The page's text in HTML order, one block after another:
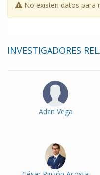
No existen datos para
INVESTIGADORES
Adan Vega